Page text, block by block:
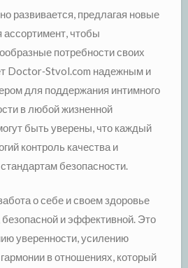
развивается, предлагая новые
чтобы
потребности своих
Doctor‑Stvol.com надежным и
для поддержания интимного
в любой жизненной
быть уверены, что каждый
контроль качества и
безопасности.
о себе и своем здоровье
безопасной и эффективной. Это
уверенности, усилению
в отношениях, который